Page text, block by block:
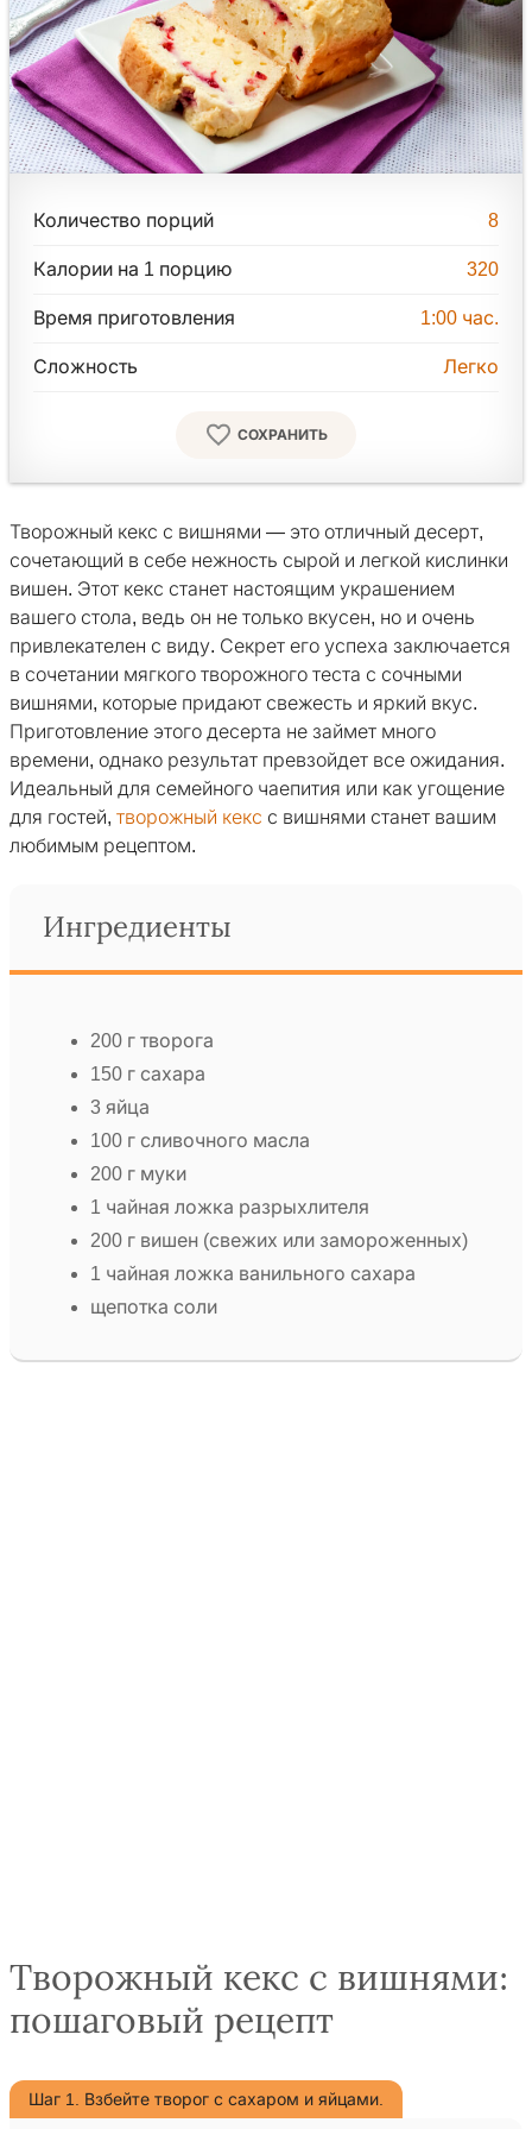
Количество порций 8
Калории на 1 порцию 320
Время приготовления 1:00 час.
Сложность Легко
СОХРАНИТЬ
Творожный кекс с вишнями — это отличный десерт,
сочетающий в себе нежность сырой и легкой кислинки
вишен. Этот кекс станет настоящим украшением
вашего стола, ведь он не только вкусен, но и очень
привлекателен с виду. Секрет его успеха заключается
в сочетании мягкого творожного теста с сочными
вишнями, которые придают свежесть и яркий вкус.
Приготовление этого десерта не займет много
времени, однако результат превзойдет все ожидания.
Идеальный для семейного чаепития или как угощение
для гостей, творожный кекс с вишнями станет вашим
любимым рецептом.
Ингредиенты
200 г творога
150 г сахара
3 яйца
100 г сливочного масла
200 г муки
1 чайная ложка разрыхлителя
200 г вишен (свежих или замороженных)
1 чайная ложка ванильного сахара
щепотка соли
Творожный кекс с вишнями:
пошаговый рецепт
Шаг 1. Взбейте творог с сахаром и яйцами.